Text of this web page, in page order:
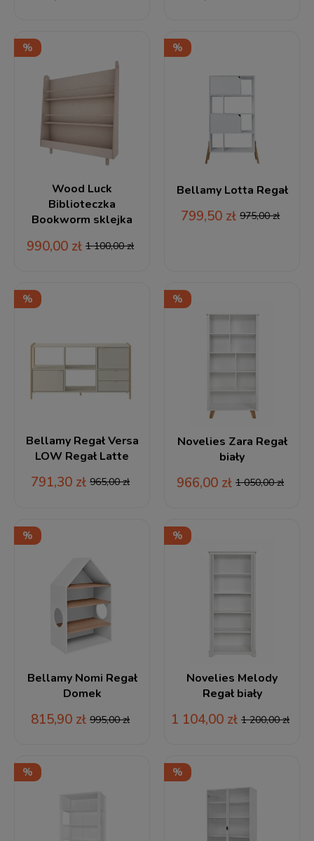
Wood Luck
Biblioteczka
Bookworm sklejka
990,00 zł 1 100,00 zł
Bellamy Lotta Regał
799,50 zł 975,00 zł
Bellamy Regał Versa
LOW Regał Latte
791,30 zł 965,00 zł
Novelies Zara Regał
biały
966,00 zł 1 050,00 zł
Bellamy Nomi Regał
Domek
815,90 zł 995,00 zł
Novelies Melody
Regał biały
1 104,00 zł 1 200,00 zł